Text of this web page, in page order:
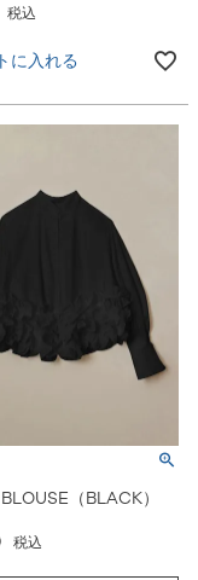
税込
に入れる
（BLACK）
税込